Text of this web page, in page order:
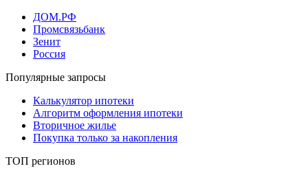
ДОМ.РФ
Промсвязьбанк
Зенит
Россия
Популярные запросы
Калькулятор ипотеки
Алгоритм оформления ипотеки
Вторичное жилье
Покупка только за накопления
ТОП регионов